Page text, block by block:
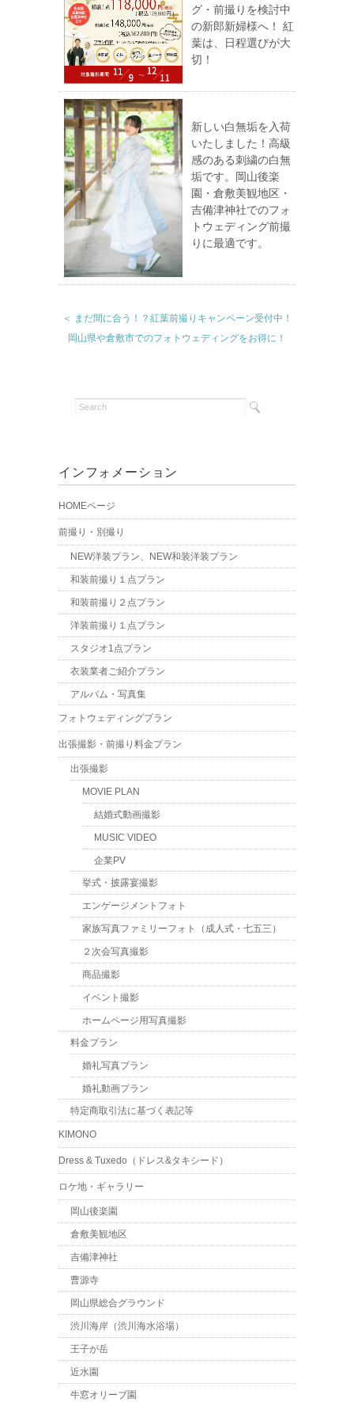
グ・前撮りを検討中
の新郎新婦様へ！ 紅
葉は、日程選びが大
切！
新しい白無垢を入荷
いたしました！高級
感のある刺繍の白無
垢です。岡山後楽
園・倉敷美観地区・
吉備津神社でのフォ
トウェディング前撮
りに最適です。
＜ まだ間に合う！？紅葉前撮りキャンペーン受付中！
岡山県や倉敷市でのフォトウェディングをお得に！
インフォメーション
HOMEページ
前撮り・別撮り
NEW洋装プラン、NEW和装洋装プラン
和装前撮り１点プラン
和装前撮り２点プラン
洋装前撮り１点プラン
スタジオ1点プラン
衣装業者ご紹介プラン
アルバム・写真集
フォトウェディングプラン
出張撮影・前撮り料金プラン
出張撮影
MOVIE PLAN
結婚式動画撮影
MUSIC VIDEO
企業PV
挙式・披露宴撮影
エンゲージメントフォト
家族写真ファミリーフォト（成人式・七五三）
２次会写真撮影
商品撮影
イベント撮影
ホームページ用写真撮影
料金プラン
婚礼写真プラン
婚礼動画プラン
特定商取引法に基づく表記等
KIMONO
Dress & Tuxedo（ドレス&タキシード）
ロケ地・ギャラリー
岡山後楽園
倉敷美観地区
吉備津神社
曹源寺
岡山県総合グラウンド
渋川海岸（渋川海水浴場）
王子が岳
近水園
牛窓オリーブ園